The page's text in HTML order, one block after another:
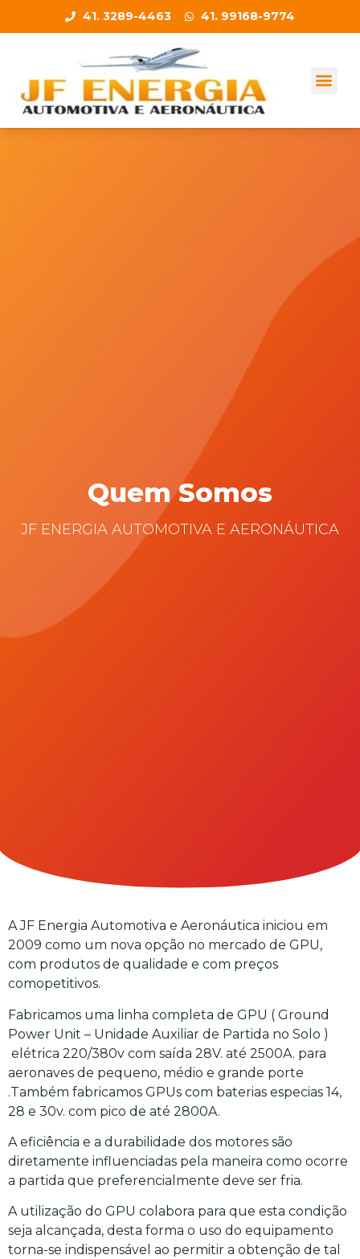
41. 3289-4463 41. 99168-9774
Quem Somos
JF ENERGIA AUTOMOTIVA E AERONÁUTICA
A JF Energia Automotiva e Aeronáutica iniciou em
2009 como um nova opção no mercado de GPU,
com produtos de qualidade e com preços
comopetitivos.
Fabricamos uma linha completa de GPU ( Ground
Power Unit – Unidade Auxiliar de Partida no Solo )
elétrica 220/380v com saída 28V. até 2500A. para
aeronaves de pequeno, médio e grande porte
.Também fabricamos GPUs com baterias especias 14,
28 e 30v. com pico de até 2800A.
A eficiência e a durabilidade dos motores são
diretamente influenciadas pela maneira como ocorre
a partida que preferencialmente deve ser fria.
A utilização do GPU colabora para que esta condição
seja alcançada, desta forma o uso do equipamento
torna-se indispensável ao permitir a obtenção de tal